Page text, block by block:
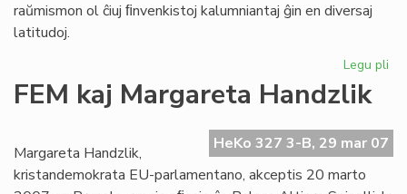
raŭmismon ol ĉiuj ﬁnvenkistoj kalumniantaj ĝin en diversaj
latitudoj.
Legu pli
FEM kaj Margareta Handzlik
HeKo 327 3-B, 29 mar 07
Margareta Handzlik,
kristandemokrata EU-parlamentano, akceptis 20 marto